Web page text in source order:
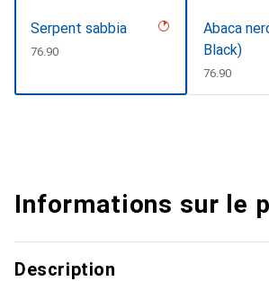
Serpent sabbia
CHF
76.90
Abaca
Black)
CHF
76.90
Informations sur le
Description